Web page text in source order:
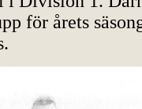
för årets